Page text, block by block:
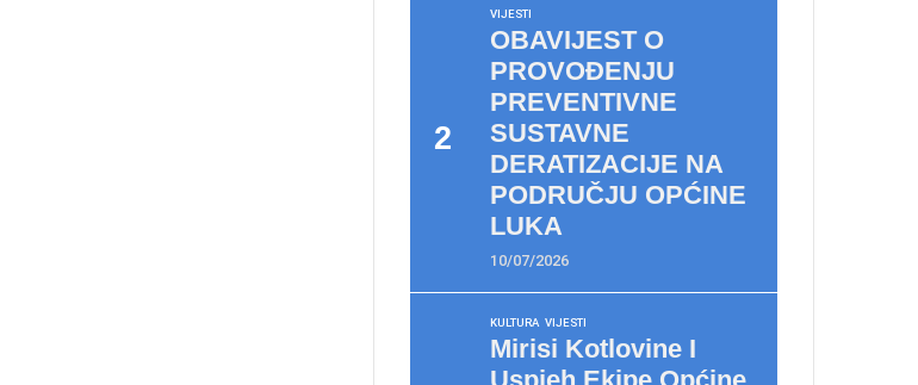
VIJESTI
OBAVIJEST O
PROVOĐENJU
PREVENTIVNE
SUSTAVNE
DERATIZACIJE NA
PODRUČJU OPĆINE
LUKA
10/07/2026
KULTURA VIJESTI
Mirisi Kotlovine I
Uspjeh Ekipe Općine